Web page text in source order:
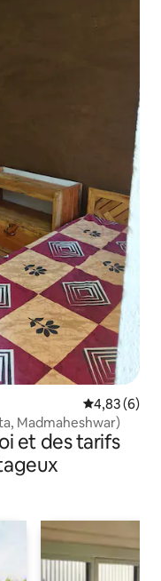
Évaluation
4,83 (6)
Madmaheshwar)
et des tarifs